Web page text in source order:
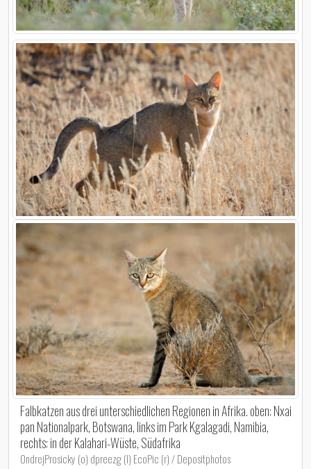
Falbkatzen aus drei unterschiedlichen Regionen in Afrika. oben: Nxai
pan Nationalpark, Botswana, links im Park Kgalagadi, Namibia,
rechts: in der Kalahari-Wüste, Südafrika
OndrejProsicky (o) dpreezg (l) EcoPic (r) / Depositphotos